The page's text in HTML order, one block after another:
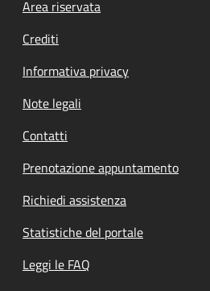
Footer menu
Area riservata
Crediti
Informativa privacy
Note legali
Contatti
Prenotazione appuntamento
Richiedi assistenza
Statistiche del portale
Leggi le FAQ